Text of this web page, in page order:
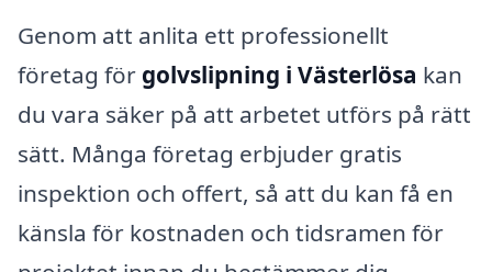
Genom att anlita ett professionellt
företag för golvslipning i Västerlösa kan
du vara säker på att arbetet utförs på rätt
sätt. Många företag erbjuder gratis
inspektion och offert, så att du kan få en
känsla för kostnaden och tidsramen för